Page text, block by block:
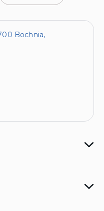
Bochnia,